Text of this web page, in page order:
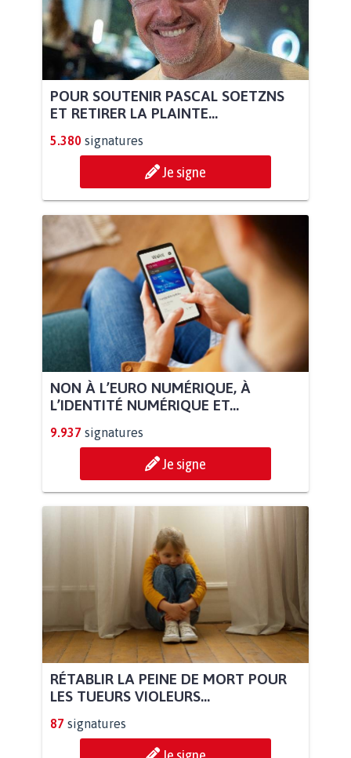
POUR SOUTENIR PASCAL SOETZNS
ET RETIRER LA PLAINTE...
5.380 signatures
Je signe
NON À L’EURO NUMÉRIQUE, À
L’IDENTITÉ NUMÉRIQUE ET...
9.937 signatures
Je signe
RÉTABLIR LA PEINE DE MORT POUR
LES TUEURS VIOLEURS...
87 signatures